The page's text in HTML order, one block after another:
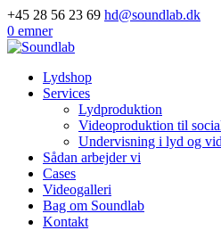
+45 28 56 23 69 hd@soundlab.dk
0 emner
Lydshop
Services
Lydproduktion
Videoproduktion til
Undervisning i lyd og
Sådan arbejder vi
Cases
Videogalleri
Bag om Soundlab
Kontakt